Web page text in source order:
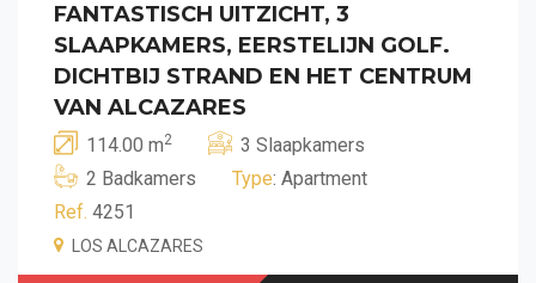
FANTASTISCH UITZICHT, 3
SLAAPKAMERS, EERSTELIJN GOLF.
DICHTBIJ STRAND EN HET CENTRUM
VAN ALCAZARES
114.00 m2
3 Slaapkamers
2 Badkamers
Type: Apartment
Ref. 4251
LOS ALCAZARES